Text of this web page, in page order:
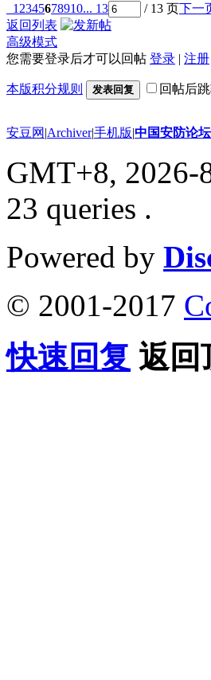
1 2345678910... 13 / 13 页下一
返回列表
高级模式
您需要登录后才可以回帖 登录 | 注册
本版积分规则 发表回复 回帖后
安豆网 |Archiver|手机版|中国安防论坛
GMT+8, 2026-
23 queries .
Powered by
© 2001-2017
快速回复 返回